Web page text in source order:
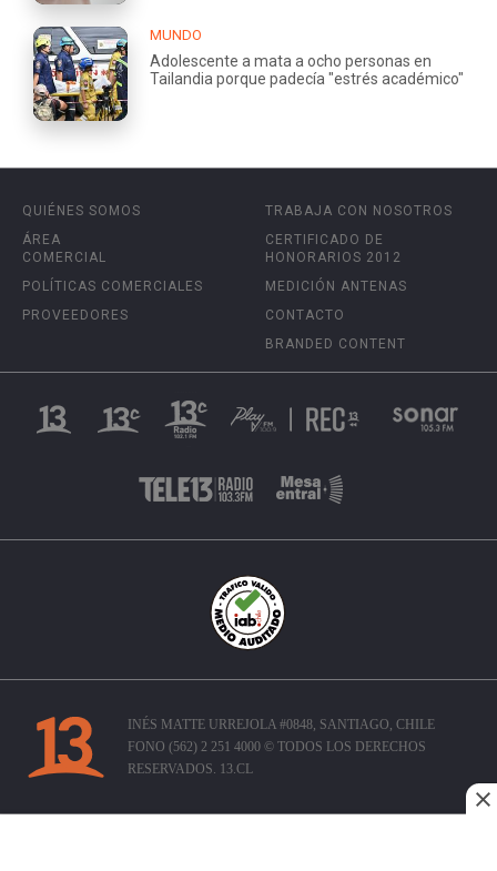
MUNDO
Adolescente a mata a ocho personas en
Tailandia porque padecía "estrés académico"
QUIÉNES SOMOS
ÁREA
COMERCIAL
POLÍTICAS COMERCIALES
PROVEEDORES
TRABAJA CON NOSOTROS
CERTIFICADO DE
HONORARIOS 2012
MEDICIÓN ANTENAS
CONTACTO
BRANDED CONTENT
INÉS MATTE URREJOLA #0848, SANTIAGO, CHILE
FONO (562) 2 251 4000 © TODOS LOS DERECHOS
RESERVADOS. 13.CL